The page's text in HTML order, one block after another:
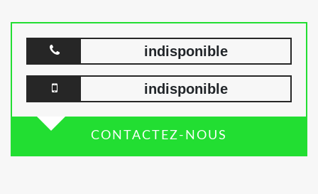
indisponible
indisponible
CONTACTEZ-NOUS